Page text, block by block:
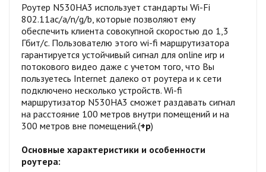
Роутер N530HA3 использует стандарты Wi-Fi
802.11ac/a/n/g/b, которые позволяют ему
обеспечить клиента совокупной скоростью до 1,3
Гбит/с. Пользователю этого wi-fi маршрутизатора
гарантируется устойчивый сигнал для online игр и
потокового видео даже с учетом того, что Вы
пользуетесь Internet далеко от роутера и к сети
подключено несколько устройств. Wi-fi
маршрутизатор N530HA3 сможет раздавать сигнал
на расстояние 100 метров внутри помещений и на
300 метров вне помещений.(+р)
Основные характеристики и особенности
роутера: